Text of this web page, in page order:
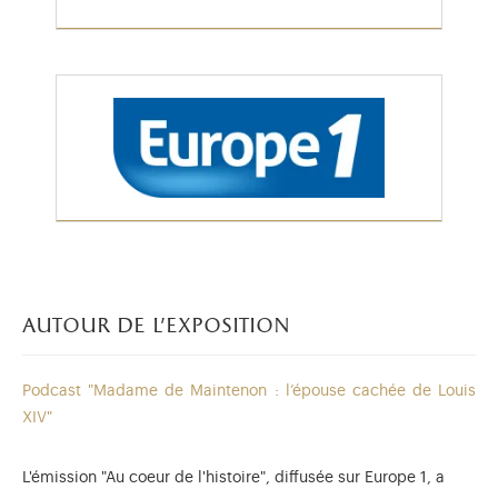
autour de l'exposition
Podcast "Madame de Maintenon : l’épouse cachée de Louis
XIV"
L'émission "Au coeur de l'histoire", diffusée sur Europe 1, a